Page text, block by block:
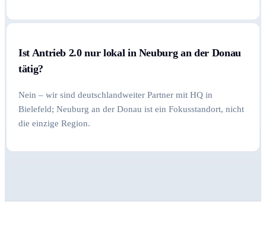
Ist Antrieb 2.0 nur lokal in Neuburg an der Donau
tätig?
Nein – wir sind deutschlandweiter Partner mit HQ in
Bielefeld; Neuburg an der Donau ist ein Fokusstandort, nicht
die einzige Region.